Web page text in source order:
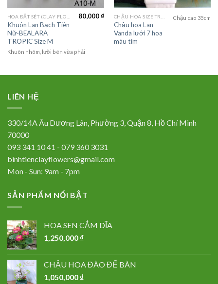
Khuôn Lan Bạch Tiên
Nữ-BEALARA
TROPIC Size M
80,000₫
Khuôn nhôm, lưỡi bén vừa phải
Chậu hoa Lan
Vanda lưới 7 hoa
màu tím
Chậu cao 35cm
LIÊN HỆ
330/14A Âu Dương Lân, Phường 3, Quận 8, Hồ Chí Minh
70000
093 341 10 41 - 079 360 3031
binhtienclayflowers@gmail.com
Mon - Sun: 9am - 7pm
SẢN PHẨM NỔI BẬT
HOA SEN CẮM DĨA
1,250,000 ₫
CHẬU HOA ĐÀO ĐỂ BÀN
1,050,000 ₫